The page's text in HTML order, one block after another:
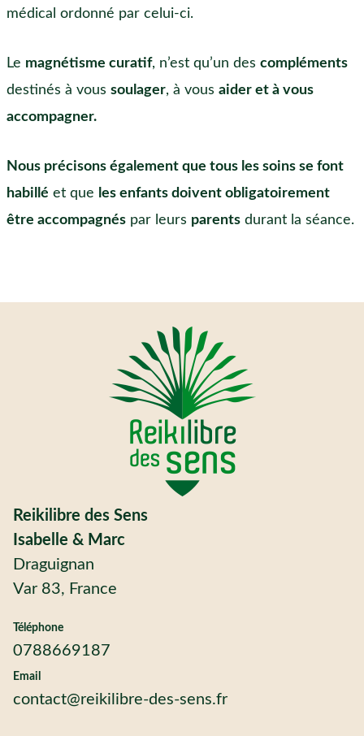
médical ordonné par celui-ci.
Le magnétisme curatif, n’est qu’un des compléments
destinés à vous soulager, à vous aider et à vous
accompagner.
Nous précisons également que tous les soins se font
habillé et que les enfants doivent obligatoirement
être accompagnés par leurs parents durant la séance.
Reikilibre des Sens
Isabelle & Marc
Draguignan
Var 83, France
Téléphone
0788669187
Email
contact@reikilibre-des-sens.fr